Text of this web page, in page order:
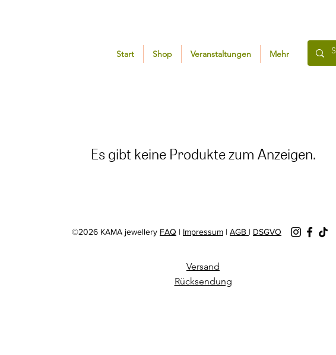
Start Shop Veranstaltungen Mehr
Es gibt keine Produkte zum Anzeigen.
©2026 KAMA jewellery FAQ | Impressum | AGB | DSGVO
Versand
Rücksendung